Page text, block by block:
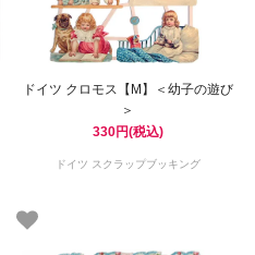
ドイツ クロモス【M】＜幼子の遊び
＞
330円(税込)
ドイツ スクラップブッキング